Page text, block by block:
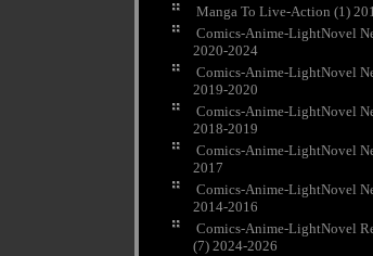
Manga To Live-Action (1)
Comics-Anime-LightNovel
2020-2024
Comics-Anime-LightNovel
2019-2020
Comics-Anime-LightNovel
2018-2019
Comics-Anime-LightNovel
2017
Comics-Anime-LightNovel
2014-2016
Comics-Anime-LightNovel
(7) 2024-2026